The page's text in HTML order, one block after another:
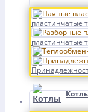
пластинчатые
пластинчатые